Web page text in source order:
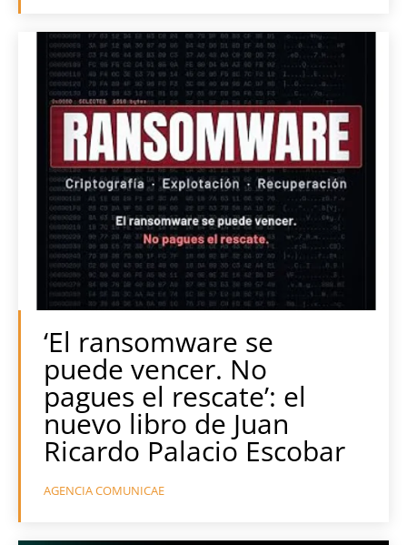
‘El ransomware se
puede vencer. No
pagues el rescate’: el
nuevo libro de Juan
Ricardo Palacio Escobar
AGENCIA COMUNICAE